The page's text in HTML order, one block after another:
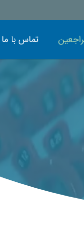
تماس با ما